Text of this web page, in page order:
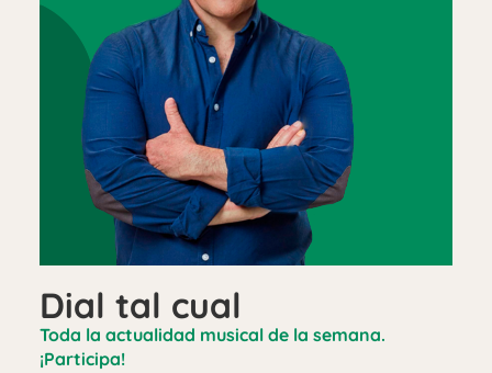
Dial tal cual
Toda la actualidad musical de la semana.
¡Participa!